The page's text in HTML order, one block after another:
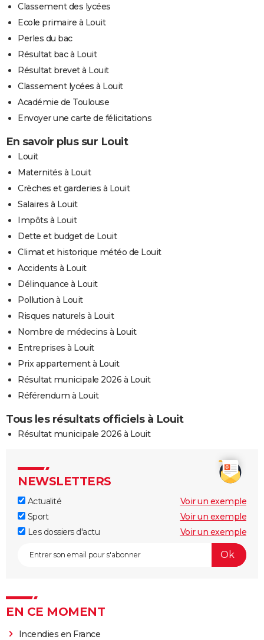
Classement des lycées
Ecole primaire à Louit
Perles du bac
Résultat bac à Louit
Résultat brevet à Louit
Classement lycées à Louit
Académie de Toulouse
Envoyer une carte de félicitations
En savoir plus sur Louit
Louit
Maternités à Louit
Crèches et garderies à Louit
Salaires à Louit
Impôts à Louit
Dette et budget de Louit
Climat et historique météo de Louit
Accidents à Louit
Délinquance à Louit
Pollution à Louit
Risques naturels à Louit
Nombre de médecins à Louit
Entreprises à Louit
Prix appartement à Louit
Résultat municipale 2026 à Louit
Référendum à Louit
Tous les résultats officiels à Louit
Résultat municipale 2026 à Louit
NEWSLETTERS
Actualité
Voir un exemple
Sport
Voir un exemple
Les dossiers d'actu
Voir un exemple
EN CE MOMENT
Incendies en France